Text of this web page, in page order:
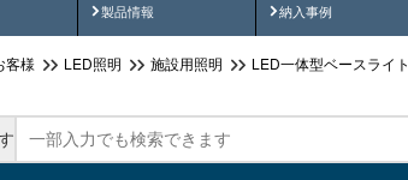
製品情報
製品動画 納入事例
納入事例動画
客様 LED照明 施設用照明 LED一体型ベースライト